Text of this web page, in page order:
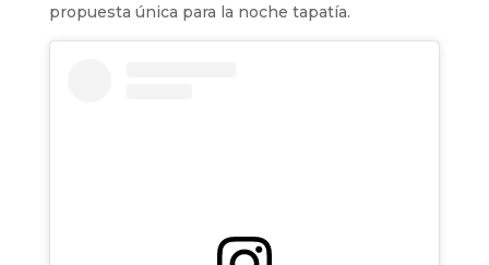
propuesta única para la noche tapatía.